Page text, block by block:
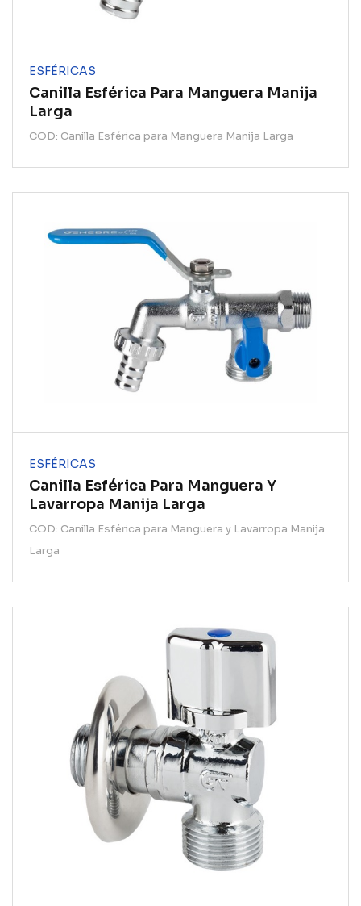
ESFÉRICAS
Canilla Esférica Para Manguera Manija
Larga
COD: Canilla Esférica para Manguera Manija Larga
ESFÉRICAS
Canilla Esférica Para Manguera Y
Lavarropa Manija Larga
COD: Canilla Esférica para Manguera y Lavarropa Manija
Larga